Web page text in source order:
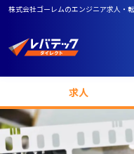
株式会社ゴーレムのエンジニア求人・
求人